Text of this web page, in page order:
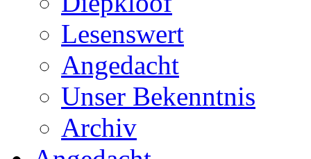
Lesenswert
Angedacht
Unser Bekenntnis
Archiv